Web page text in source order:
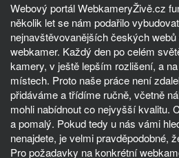
Webový portál WebkameryŽivě.cz
několik let se nám podařilo
nejnavštěvovanějších českých webů
webkamer. Každý den po celém
kamery, v ještě lepším rozlišení, a
místech. Proto naše práce není
přidáváme a třídíme ručně, včetně
mohli nabídnout co nejvyšší kvalitu.
a pomalý. Pokud tedy u nás vámi
nenajdete, je velmi pravděpodobné,
Pro požadavky na konkrétní